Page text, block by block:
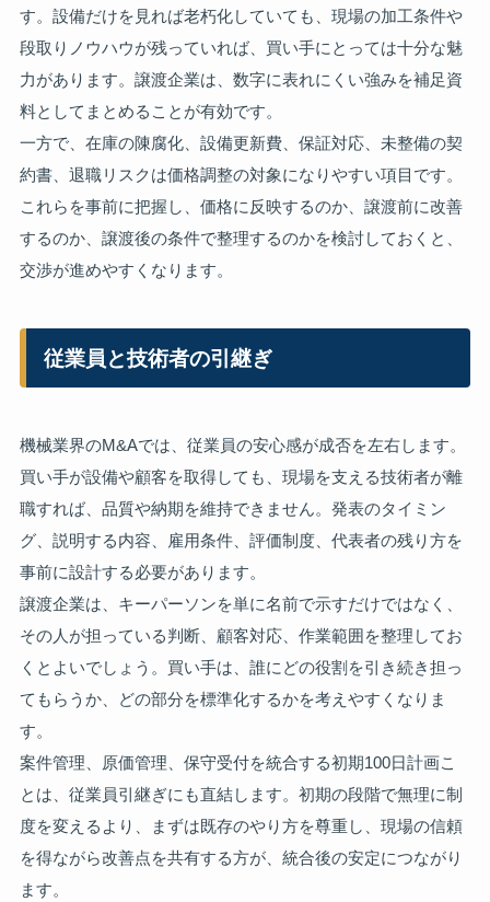
す。設備だけを見れば老朽化していても、現場の加工条件や
段取りノウハウが残っていれば、買い手にとっては十分な魅
力があります。譲渡企業は、数字に表れにくい強みを補足資
料としてまとめることが有効です。
一方で、在庫の陳腐化、設備更新費、保証対応、未整備の契
約書、退職リスクは価格調整の対象になりやすい項目です。
これらを事前に把握し、価格に反映するのか、譲渡前に改善
するのか、譲渡後の条件で整理するのかを検討しておくと、
交渉が進めやすくなります。
従業員と技術者の引継ぎ
機械業界のM&Aでは、従業員の安心感が成否を左右します。
買い手が設備や顧客を取得しても、現場を支える技術者が離
職すれば、品質や納期を維持できません。発表のタイミン
グ、説明する内容、雇用条件、評価制度、代表者の残り方を
事前に設計する必要があります。
譲渡企業は、キーパーソンを単に名前で示すだけではなく、
その人が担っている判断、顧客対応、作業範囲を整理してお
くとよいでしょう。買い手は、誰にどの役割を引き続き担っ
てもらうか、どの部分を標準化するかを考えやすくなりま
す。
案件管理、原価管理、保守受付を統合する初期100日計画こ
とは、従業員引継ぎにも直結します。初期の段階で無理に制
度を変えるより、まずは既存のやり方を尊重し、現場の信頼
を得ながら改善点を共有する方が、統合後の安定につながり
ます。